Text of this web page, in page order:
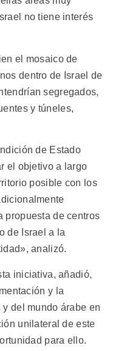
no tiene interés
el mosaico de
dentro de Israel de
segregados,
y túneles,
de Estado
el objetivo a largo
posible con los
propuesta de centros
de Israel a la
analizó.
iniciativa, añadió,
y la
del mundo árabe en
unilateral de este
para ello.